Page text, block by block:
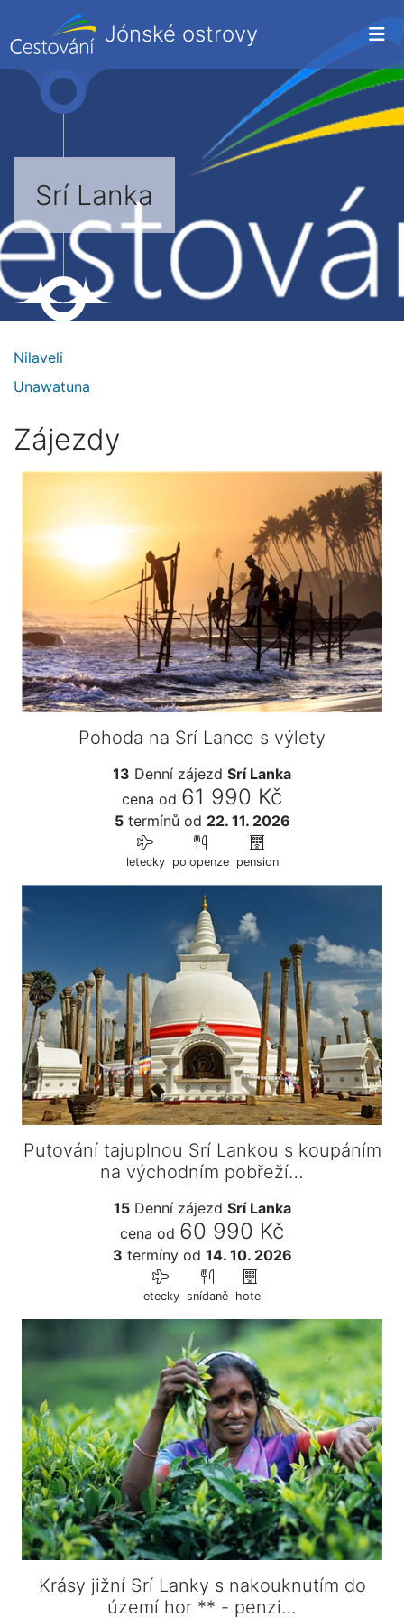
Jónské ostrovy
Srí Lanka
Nilaveli
Unawatuna
Zájezdy
Pohoda na Srí Lance s výlety
13 Denní zájezd Srí Lanka
cena od 61 990 Kč
5termínů od 22. 11. 2026
letecky polopenze pension
Putování tajuplnou Srí Lankou s koupáním
na východním pobřeží…
15Denní zájezd Srí Lanka
cena od 60 990 Kč
3 termínyod 14. 10. 2026
letecky snídaně hotel
Krásy jižní Srí Lanky s nakouknutím do
území hor ** - penzi…